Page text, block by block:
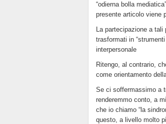
“odierna bolla
presente articolo viene
La partecipazione a
trasformati in
interpersonale
Ritengo, al contrario,
come orientamento
Se ci soffermassimo a
renderemmo conto, a
che io chiamo “la
questo, a livello molto